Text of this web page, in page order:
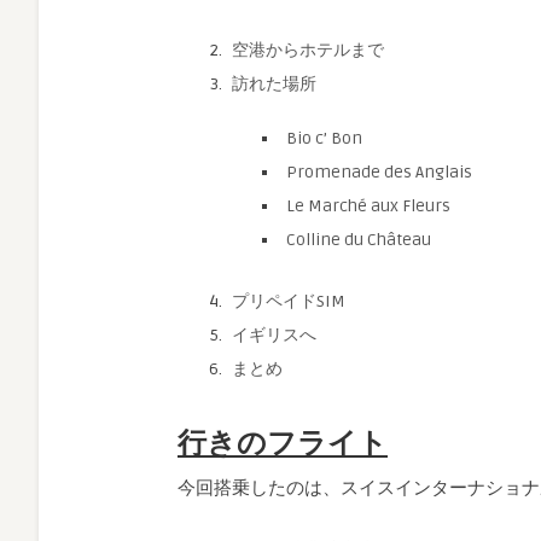
空港からホテルまで
訪れた場所
Bio c’ Bon
Promenade des Anglais
Le Marché aux Fleurs
Colline du Château
プリペイドSIM
イギリスへ
まとめ
行きのフライト
今回搭乗したのは、スイスインターナショナ